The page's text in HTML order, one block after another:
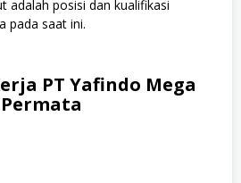
adalah posisi dan kualifikasi
pada saat ini.
PT Yafindo Mega
Permata